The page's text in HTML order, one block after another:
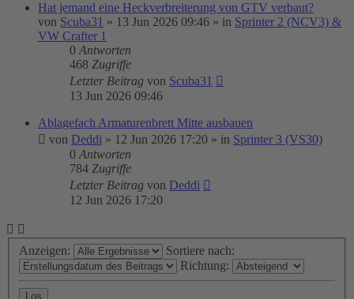
Hat jemand eine Heckverbreiterung von GTV verbaut?
von Scuba31 » 13 Jun 2026 09:46 » in Sprinter 2 (NCV3) &
VW Crafter 1
0 Antworten
468 Zugriffe
Letzter Beitrag von Scuba31
13 Jun 2026 09:46
Ablagefach Armaturenbrett Mitte ausbauen
von Deddi » 12 Jun 2026 17:20 » in Sprinter 3 (VS30)
0 Antworten
784 Zugriffe
Letzter Beitrag von Deddi
12 Jun 2026 17:20
Anzeigen:
Sortiere nach:
Richtung: